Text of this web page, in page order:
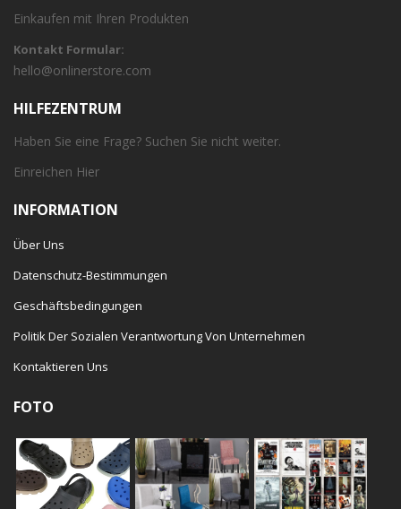
Einkaufen mit Ihren Produkten
Kontakt Formular:
hello@onlinerstore.com
HILFEZENTRUM
Haben Sie eine Frage? Suchen Sie nicht weiter.
Einreichen Hier
INFORMATION
Über Uns
Datenschutz-Bestimmungen
Geschäftsbedingungen
Politik Der Sozialen Verantwortung Von Unternehmen
Kontaktieren Uns
FOTO